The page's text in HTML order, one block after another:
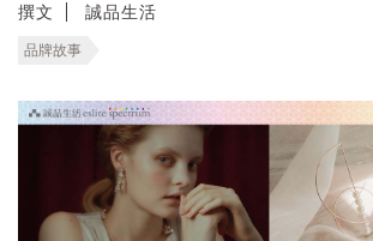
撰文 誠品生活
品牌故事